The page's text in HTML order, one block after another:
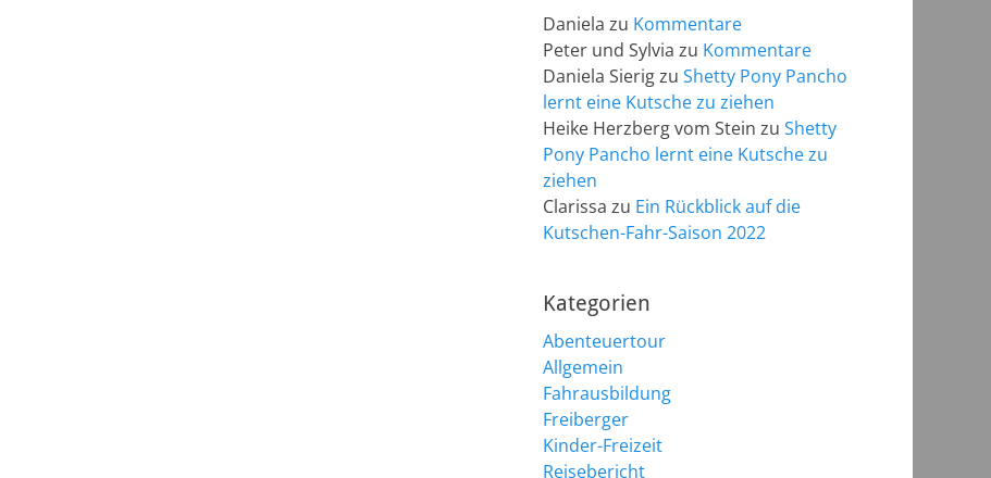
Daniela zu Kommentare
Peter und Sylvia zu Kommentare
Daniela Sierigzu Shetty Pony Pancho
lernt eine Kutsche zu ziehen
Heike Herzberg vom Stein zu Shetty
Pony Pancho lernt eine Kutsche zu
ziehen
Clarissa zu Ein Rückblick auf die
Kutschen-Fahr-Saison 2022
Kategorien
Abenteuertour
Allgemein
Fahrausbildung
Freiberger
Kinder-Freizeit
Reisebericht